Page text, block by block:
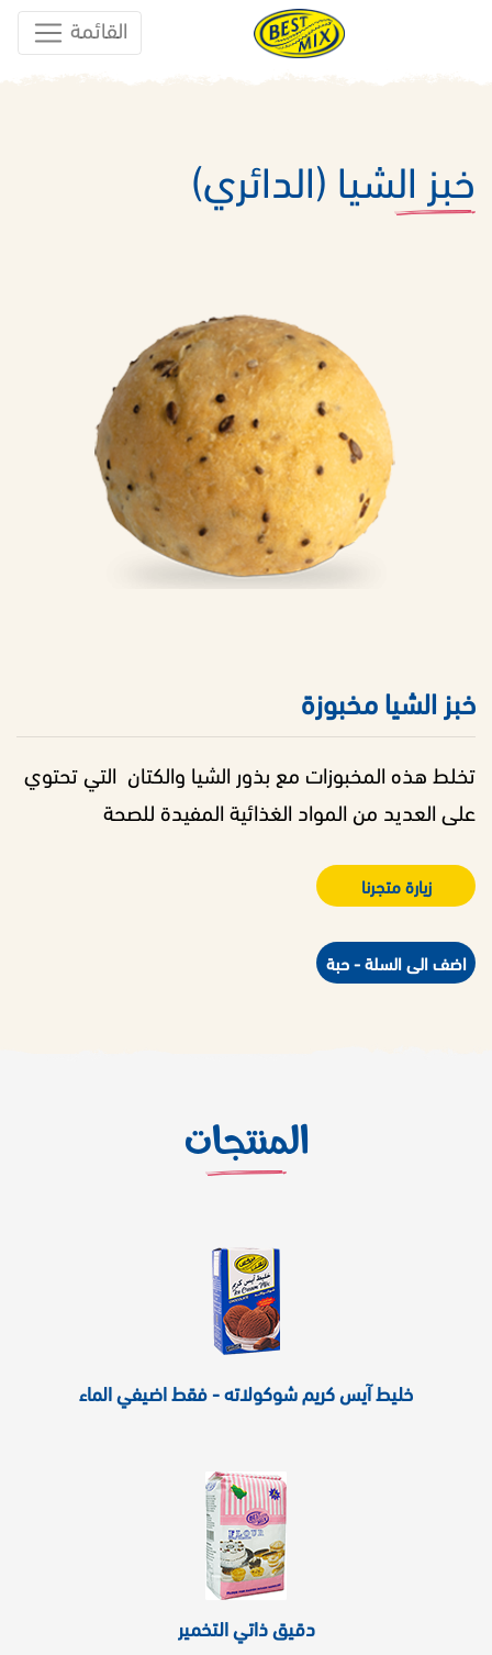
القائمة
خبز الشيا (الدائري)
خبز الشيا مخبوزة
تخلط هذه المخبوزات مع بذور الشيا والكتان التي تحتوي
على العديد من المواد الغذائية المفيدة للصحة
زيارة متجرنا
اضف الى السلة - حبة
المنتجات
خليط آيس كريم شوكولاته - فقط اضيفي الماء
دقيق ذاتي التخمير